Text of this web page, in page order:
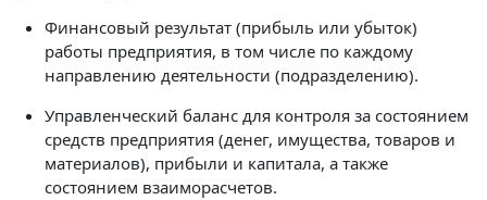
Финансовый результат (прибыль или убыток)
работы предприятия, в том числе по каждому
направлению деятельности (подразделению).
Управленческий баланс для контроля за состоянием
средств предприятия (денег, имущества, товаров и
материалов), прибыли и капитала, а также
состоянием взаиморасчетов.